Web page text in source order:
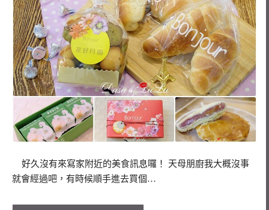
好久沒有來寫家附近的美食訊息囉！ 天母朋廚我大概沒事
就會經過吧，有時候順手進去買個…